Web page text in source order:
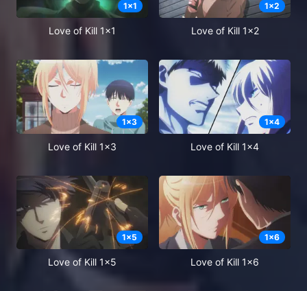
1x1
Love of Kill 1x1
1x2
Love of Kill 1x2
1x3
Love of Kill 1x3
1x4
Love of Kill 1x4
1x5
Love of Kill 1x5
1x6
Love of Kill 1x6